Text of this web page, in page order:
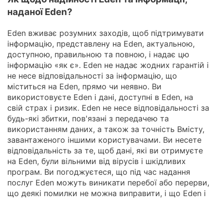
наданої Eden?
Eden вживає розумних заходів, щоб підтримувати
інформацію, представлену на Eden, актуальною,
доступною, правильною та повною, і надає цю
інформацію «як є». Eden не надає жодних гарантій і
не несе відповідальності за інформацію, що
міститься на Eden, прямо чи неявно. Ви
використовуєте Eden і дані, доступні в Eden, на
свій страх і ризик. Eden не несе відповідальності за
будь-які збитки, пов'язані з передачею та
використанням даних, а також за точність Вмісту,
завантаженого іншими користувачами. Ви несете
відповідальність за те, щоб дані, які ви отримуєте
на Eden, були вільними від вірусів і шкідливих
програм. Ви погоджуєтеся, що під час надання
послуг Eden можуть виникати перебої або перерви,
що деякі помилки не можна виправити, і що Eden і